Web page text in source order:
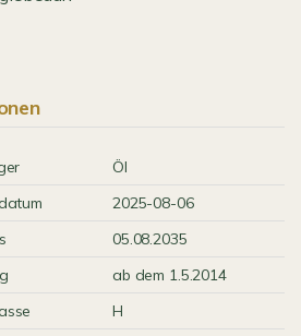
Öl
2025-08-06
05.08.2035
ab dem 1.5.2014
H